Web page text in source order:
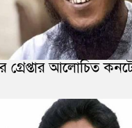
গ্রেপ্তার আলোচিত